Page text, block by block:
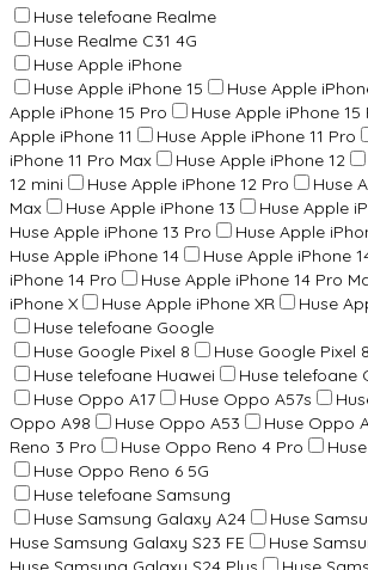
Huse telefoane Realme
Huse Realme C31 4G
Huse Apple iPhone
Huse Apple iPhone 15
Huse Apple
Apple iPhone 15 Pro
Huse Apple iPhone 15
Apple iPhone 11
Huse Apple iPhone 11 Pro
iPhone 11 Pro Max
Huse Apple iPhone 12
12 mini
Huse Apple iPhone 12 Pro
Huse
Max
Huse Apple iPhone 13
Huse Apple
Huse Apple iPhone 13 Pro
Huse Apple
Huse Apple iPhone 14
Huse Apple iPhone
iPhone 14 Pro
Huse Apple iPhone 14 Pro
iPhone X
Huse Apple iPhone XR
Huse
Huse telefoane Google
Huse Google Pixel 8
Huse Google Pixel
Huse telefoane Huawei
Huse telefoane
Huse Oppo A17
Huse Oppo A57s
Oppo A98
Huse Oppo A53 Huse Oppo
Reno 3 Pro
Huse Oppo Reno 4 Pro
Huse Oppo Reno 6 5G
Huse telefoane Samsung
Huse Samsung Galaxy A24
Huse
Huse Samsung Galaxy S23 FE
Huse